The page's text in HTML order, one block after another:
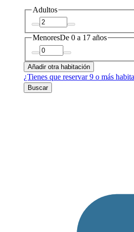
Adultos
MenoresDe 0 a 17 años
Añadir otra habitación
¿Tienes que reservar 9 o más
Buscar